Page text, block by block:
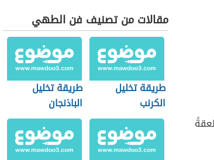
مقالات من تصنيف فن الطهي
طريقة تخليل
الكرنب
طريقة تخليل
الباذنجان